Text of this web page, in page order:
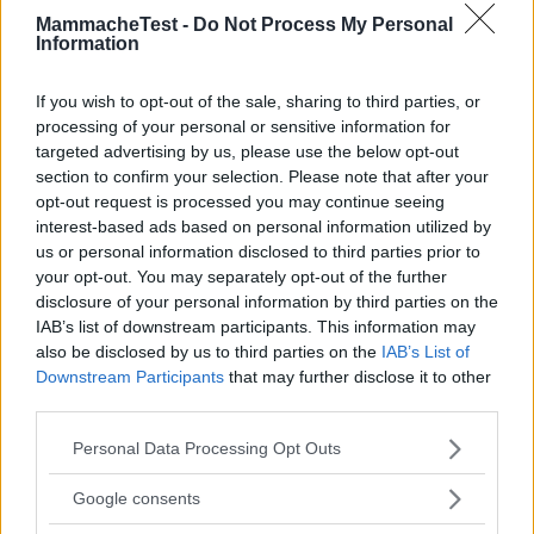
MammacheTest - Do Not Process My Personal
Information
If you wish to opt-out of the sale, sharing to third parties, or
processing of your personal or sensitive information for
targeted advertising by us, please use the below opt-out
section to confirm your selection. Please note that after your
opt-out request is processed you may continue seeing
interest-based ads based on personal information utilized by
us or personal information disclosed to third parties prior to
your opt-out. You may separately opt-out of the further
disclosure of your personal information by third parties on the
IAB’s list of downstream participants. This information may
also be disclosed by us to third parties on the IAB’s List of
Downstream Participants that may further disclose it to other
Please note that this website/app uses one or more Google
not limited to your visit or usage behaviour. You may click to
Personal Data Processing Opt Outs
Google consents
PRODOTTO
300 mamme hanno ricevuto e testato il
prodotto
Taglia 3 Midi (4-9 kg)
CARATTERISTICHE PIÙ APPREZZATE
le caratteristiche apprezzate di più sono:
morbidezza
efficacia contro le irritazioni